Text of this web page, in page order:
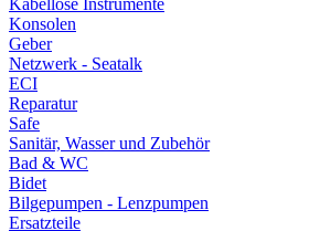
Kabellose Instrumente
Konsolen
Geber
Netzwerk - Seatalk
ECI
Reparatur
Safe
Sanitär, Wasser und Zubehör
Bad & WC
Bidet
Bilgepumpen - Lenzpumpen
Ersatzteile